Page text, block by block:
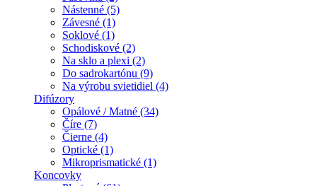
Nástenné (5)
Závesné (1)
Soklové (1)
Schodiskové (2)
Na sklo a plexi (2)
Do sadrokartónu (9)
Na výrobu svietidiel (4)
Difúzory
Opálové / Matné (34)
Číre (7)
Čierne (4)
Optické (1)
Mikroprismatické (1)
Koncovky